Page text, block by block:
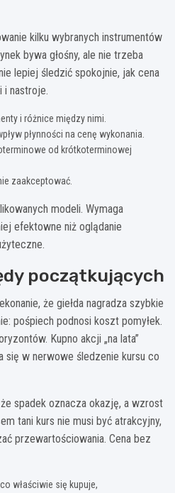
kilku wybranych instrumentów
bywa głośny, ale nie trzeba
lepiej śledzić spokojnie, jak cena
i nastroje.
i różnice między nimi.
płynności na cenę wykonania.
od krótkoterminowej
zaakceptować.
modeli. Wymaga
efektowne niż oglądanie
początkujących
że giełda nagradza szybkie
pośpiech podnosi koszt pomyłek.
Kupno akcji „na lata”
się w nerwowe śledzenie kursu co
spadek oznacza okazję, a wzrost
tani kurs nie musi być atrakcyjny,
przewartościowania. Cena bez
właściwie się kupuje,